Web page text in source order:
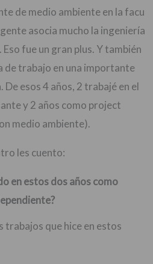
de medio ambiente en la facu
asocia mucho la ingeniería
fue un gran plus. Y también
de trabajo en una importante
esos 4 años, 2 trabajé en el
y 2 años como project
medio ambiente).
les cuento:
en estos dos años como
trabajos que hice en estos